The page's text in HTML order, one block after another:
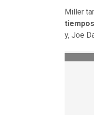
Miller
tiempos
y, Joe